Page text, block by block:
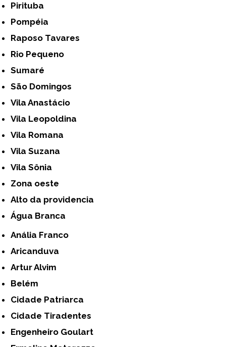
Pirituba
Pompéia
Raposo Tavares
Rio Pequeno
Sumaré
São Domingos
Vila Anastácio
Vila Leopoldina
Vila Romana
Vila Suzana
Vila Sônia
Zona oeste
alto da providencia
Água Branca
Anália Franco
Aricanduva
Artur Alvim
Belém
Cidade Patriarca
Cidade Tiradentes
Engenheiro Goulart